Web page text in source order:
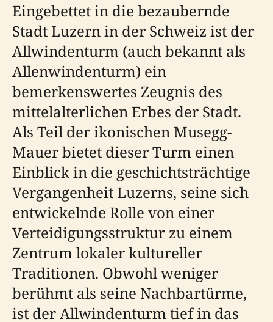
Eingebettet in die bezaubernde
Stadt Luzern in der Schweiz ist der
Allwindenturm (auch bekannt als
Allenwindenturm) ein
bemerkenswertes Zeugnis des
mittelalterlichen Erbes der Stadt.
Als Teil der ikonischen Musegg-
Mauer bietet dieser Turm einen
Einblick in die geschichtsträchtige
Vergangenheit Luzerns, seine sich
entwickelnde Rolle von einer
Verteidigungsstruktur zu einem
Zentrum lokaler kultureller
Traditionen. Obwohl weniger
berühmt als seine Nachbartürme,
ist der Allwindenturm tief in das